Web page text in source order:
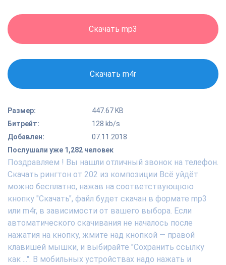
Скачать mp3
Скачать m4r
Размер:
447.67 KB
Битрейт:
128 kb/s
Добавлен:
07.11.2018
Послушали уже 1,282 человек
Поздравляем ! Вы нашли отличный звонок на телефон.
Скачать рингтон от 202 из композиции Всё уйдёт
можно бесплатно, нажав на соответствующюю
кнопку "Скачать", файл будет скачан в формате mp3
или m4r, в зависимости от вашего выбора. Если
автоматического скачивания не началось после
нажатия на кнопку, жмите над кнопкой — правой
клавишей мышки, и выбирайте "Сохранить ссылку
как ...". В мобильных устройствах надо нажать и